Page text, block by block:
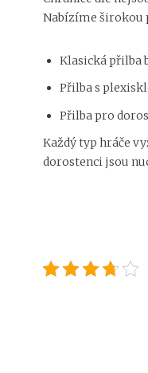
Nabízíme širokou
Klasická přilba
Přilba s
Přilba pro
Každý typ hráče
dorostenci jsou